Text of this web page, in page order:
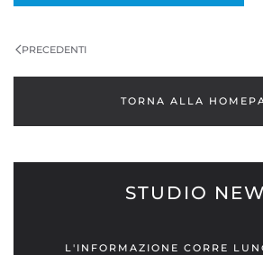
PRECEDENTI
TORNA ALLA
STUDIO
L'INFORMAZIONE CORRE